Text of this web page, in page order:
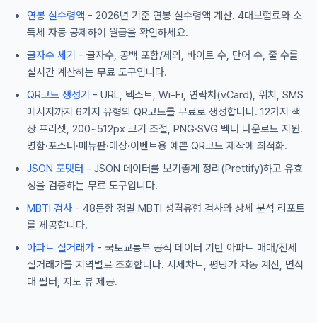
연봉 실수령액 - 2026년 기준 연봉 실수령액 계산. 4대보험료와 소
득세 자동 공제하여 월급을 확인하세요.
글자수 세기 - 글자수, 공백 포함/제외, 바이트 수, 단어 수, 줄 수를
실시간 계산하는 무료 도구입니다.
QR코드 생성기 - URL, 텍스트, Wi-Fi, 연락처(vCard), 위치, SMS
메시지까지 6가지 유형의 QR코드를 무료로 생성합니다. 12가지 색
상 프리셋, 200~512px 크기 조절, PNG·SVG 벡터 다운로드 지원.
명함·포스터·메뉴판·매장·이벤트용 예쁜 QR코드 제작에 최적화.
JSON 포맷터 - JSON 데이터를 보기좋게 정리(Prettify)하고 유효
성을 검증하는 무료 도구입니다.
MBTI 검사 - 48문항 정밀 MBTI 성격유형 검사와 상세 분석 리포트
를 제공합니다.
아파트 실거래가 - 국토교통부 공식 데이터 기반 아파트 매매/전세
실거래가를 지역별로 조회합니다. 시세차트, 평당가 자동 계산, 면적
대 필터, 지도 뷰 제공.